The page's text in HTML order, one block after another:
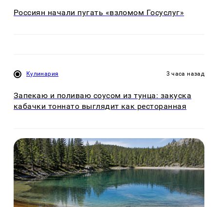
Россиян начали пугать «взломом Госуслуг»
Кулинария 3 часа назад
Запекаю и поливаю соусом из тунца: закуска
кабачки тоннато выглядит как ресторанная